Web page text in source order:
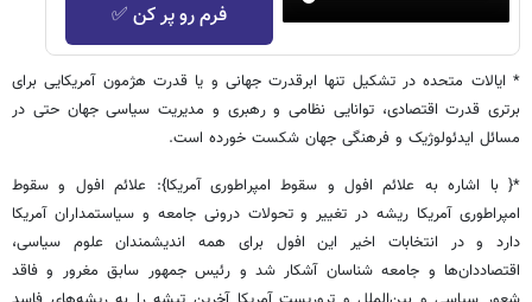
فرم رو پر کن ✅
* ایالات متحده در تشکیل تنها ابرقدرت جهانی و یا قدرت هژمون آمریکایی برای
برتری قدرت اقتصادی، توانایی نظامی و رهبری و مدیریت سیاسی جهان حتی در
مسائل ایدئولوژیک و فرهنگی جهان شکست خورده است.
*{ با اشاره به علائم افول و سقوط امپراطوری آمریکا}: علائم افول و سقوط
امپراطوری آمریکا ریشه در تغییر و تحولات درونی جامعه و سیاستمداران آمریکا
دارد و در انتخابات اخیر این افول برای همه اندیشمندان علوم سیاسی،
اقتصاددان‌ها و جامعه شناسان آشکار شد و رئیس جمهور سابق مغرور و فاقد